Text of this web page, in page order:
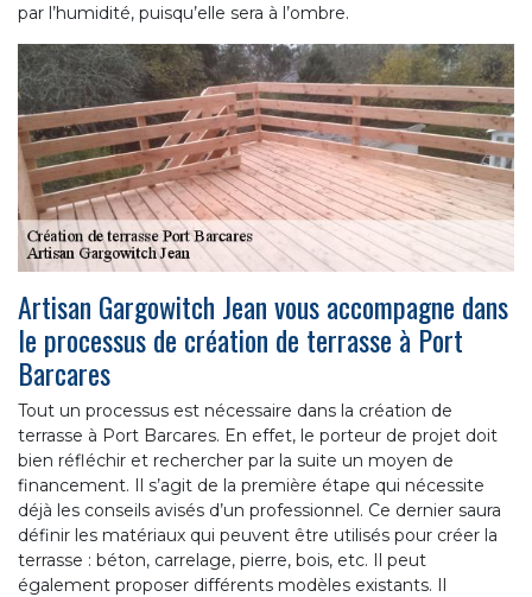
par l’humidité, puisqu’elle sera à l’ombre.
Artisan Gargowitch Jean vous accompagne dans
le processus de création de terrasse à Port
Barcares
Tout un processus est nécessaire dans la création de
terrasse à Port Barcares. En effet, le porteur de projet doit
bien réfléchir et rechercher par la suite un moyen de
financement. Il s’agit de la première étape qui nécessite
déjà les conseils avisés d’un professionnel. Ce dernier saura
définir les matériaux qui peuvent être utilisés pour créer la
terrasse : béton, carrelage, pierre, bois, etc. Il peut
également proposer différents modèles existants. Il